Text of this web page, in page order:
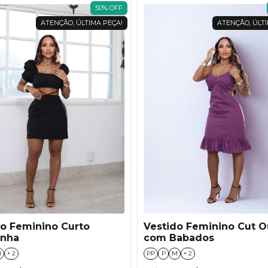
50% OFF
ATENÇÃO, ÚLTIMA PEÇA!
Feminino Curto
+ 2
ATENÇÃO,
Vestido Feminino Cut
com Babados
PP P M + 2